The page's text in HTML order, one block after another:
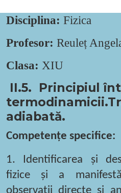
Disciplina: Fizica
Profesor: Reuleț
Clasa: XIU
II.5. Principiul
adiabată.
Competențe specifice:
1. Identificarea și
fizice și a
observații directe și